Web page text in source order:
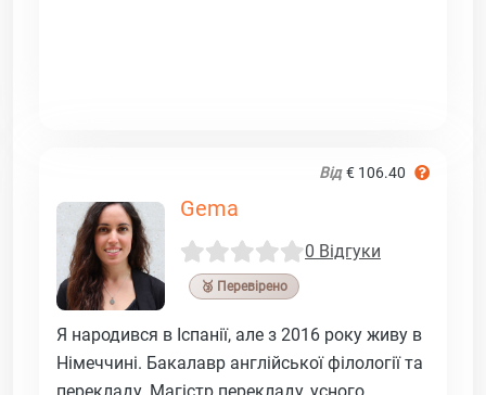
Від € 106.40
Gema
0 Відгуки
🥉 Перевірено
Я народився в Іспанії, але з 2016 року живу в
Німеччині. Бакалавр англійської філології та